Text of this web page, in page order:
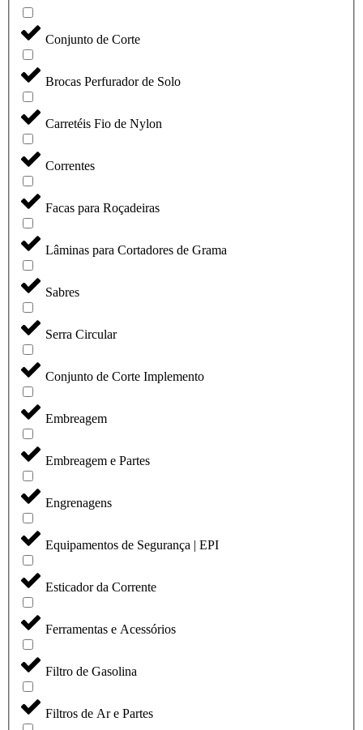
Conjunto de Corte
Brocas Perfurador de Solo
Carretéis Fio de Nylon
Correntes
Facas para Roçadeiras
Lâminas para Cortadores de Grama
Sabres
Serra Circular
Conjunto de Corte Implemento
Embreagem
Embreagem e Partes
Engrenagens
Equipamentos de Segurança | EPI
Esticador da Corrente
Ferramentas e Acessórios
Filtro de Gasolina
Filtros de Ar e Partes